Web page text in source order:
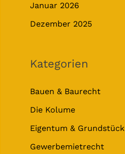
Januar 2026
Dezember 2025
Kategorien
Bauen & Baurecht
Die Kolume
Eigentum & Grundstück
Gewerbemietrecht